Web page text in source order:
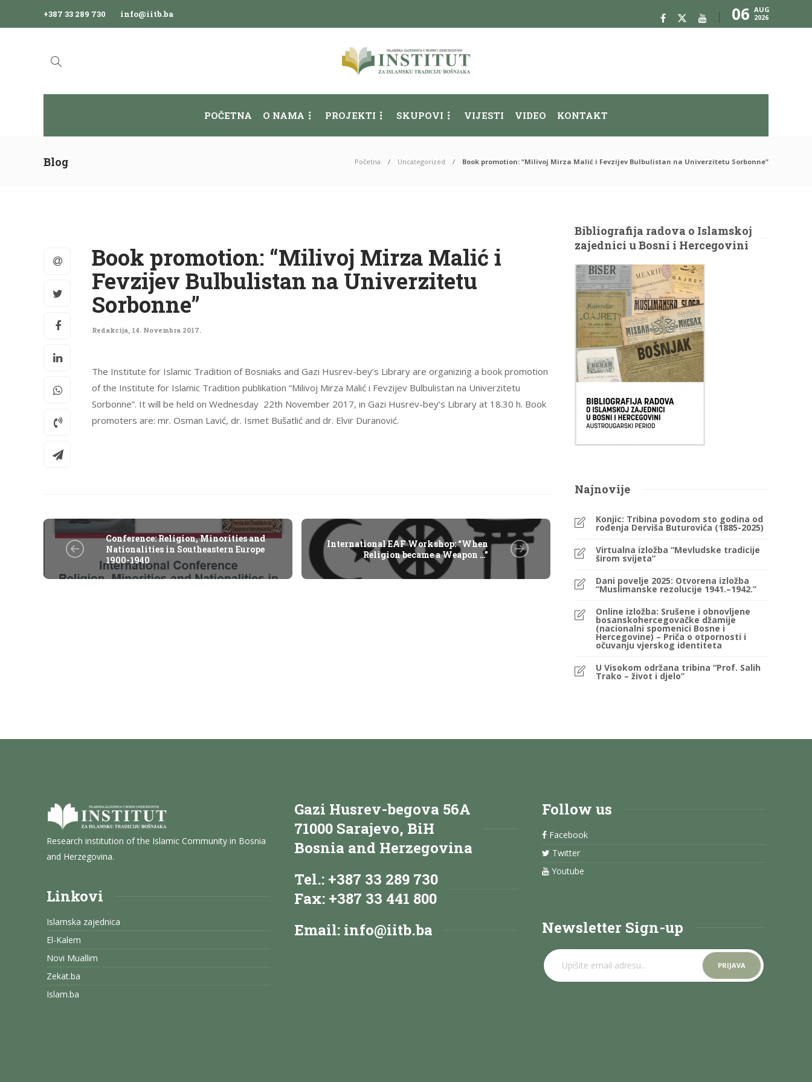
+387 33 289 730 info@iitb.ba 06 AUG
2026
POČETNA O NAMA PROJEKTI SKUPOVI VIJESTI VIDEO KONTAKT
Blog Početna Uncategorized Book promotion: “Milivoj Mirza Malić i Fevzijev Bulbulistan na Univerzitetu Sorbonne”
Book promotion: “Milivoj Mirza Malić i
Fevzijev Bulbulistan na Univerzitetu
Sorbonne”
Redakcija, 14. Novembra 2017.
The Institute for Islamic Tradition of Bosniaks and Gazi Husrev-bey’s Library are organizing a book promotion
of the Institute for Islamic Tradition publikation “Milivoj Mirza Malić i Fevzijev Bulbulistan na Univerzitetu
Sorbonne”. It will be held on Wednesday 22th November 2017, in Gazi Husrev-bey’s Library at 18.30 h. Book
promoters are: mr. Osman Lavić, dr. Ismet Bušatlić and dr. Elvir Duranović.
Conference: Religion, Minorities and
Nationalities in Southeastern Europe
1900-1940
International EAF Workshop: “When
Religion became a Weapon …”
Bibliografija radova o Islamskoj
zajednici u Bosni i Hercegovini
Najnovije
Konjic: Tribina povodom sto godina od
rođenja Derviša Buturovića (1885-2025)
Virtualna izložba “Mevludske tradicije
širom svijeta”
Dani povelje 2025: Otvorena izložba
“Muslimanske rezolucije 1941.–1942.”
Online izložba: Srušene i obnovljene
bosanskohercegovačke džamije
(nacionalni spomenici Bosne i
Hercegovine) – Priča o otpornosti i
očuvanju vjerskog identiteta
U Visokom održana tribina “Prof. Salih
Trako – život i djelo”
Research institution of the Islamic Community in Bosnia
and Herzegovina.
Linkovi
Islamska zajednica
El-Kalem
Novi Muallim
Zekat.ba
Islam.ba
Gazi Husrev-begova 56A
71000 Sarajevo, BiH
Bosnia and Herzegovina
Tel.: +387 33 289 730
Fax: +387 33 441 800
Email: info@iitb.ba
Follow us
Facebook
Twitter
Youtube
Newsletter Sign-up